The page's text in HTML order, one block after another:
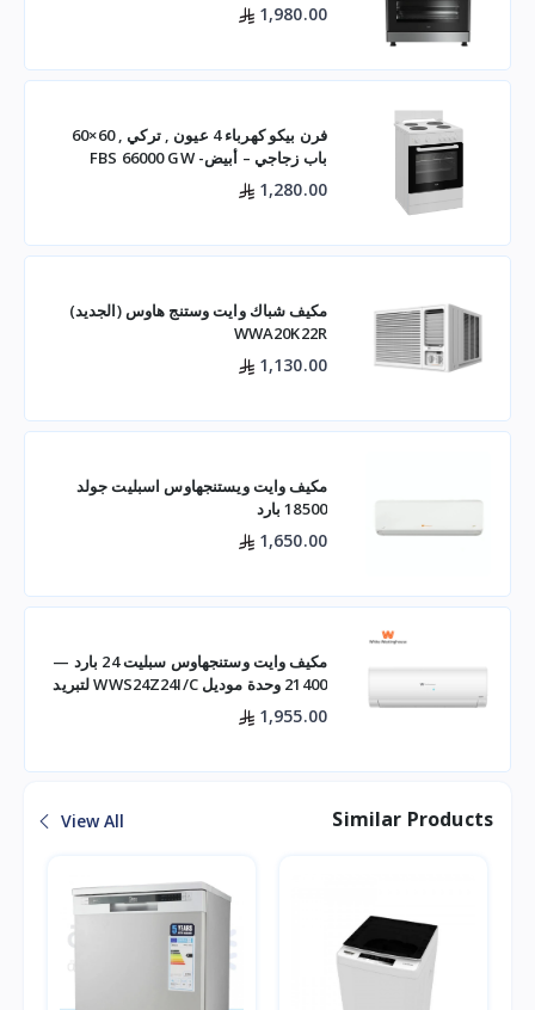
1,980.00
فرن بيكو كهرباء 4 عيون , تركي , 60×60
باب زجاجي – أبيض- FBS 66000 GW
1,280.00
مكيف شباك وايت وستنج هاوس (الجديد)
WWA20K22R
1,130.00
مكيف وايت ويستنجهاوس اسبليت جولد
18500 بارد
1,650.00
مكيف وايت وستنجهاوس سبليت 24 بارد —
21400 وحدة موديل WWS24Z24I/C لتبريد
فعال للم
1,955.00
Similar Products
View All